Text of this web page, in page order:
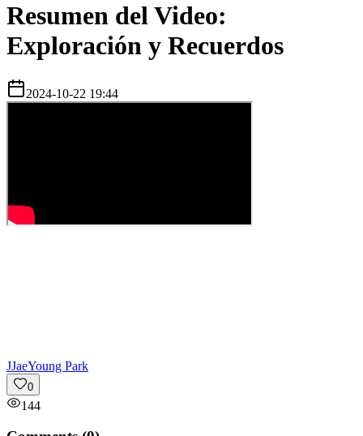
Resumen del Video:
Exploración y Recuerdos
2024-10-22 19:44
JJaeYoung Park
0
144